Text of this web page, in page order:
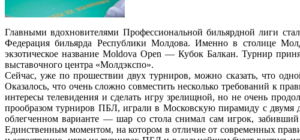
Главными вдохновителями Профессиональной бильярдной лиги
Федерация бильярда Республики Молдова. Именно в столице
экзотическое название Moldova Open — Кубок Балкан. Турнир
выставочного центра «Молдэкспо».
Сейчас, уже по прошествии двух турниров, можно сказать, что
Оказалось, что очень сложно совместить несколько требований к
интересы телевидения и сделать игру зрелищной, но не очень
прообразом турниров ПБЛ, играли в Московскую пирамиду с
облегченном варианте — шар со стола снимал сам игрок,
Единственным моментом, на котором в отличие от современных